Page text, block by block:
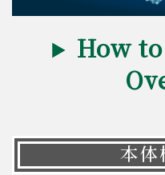
How
本体